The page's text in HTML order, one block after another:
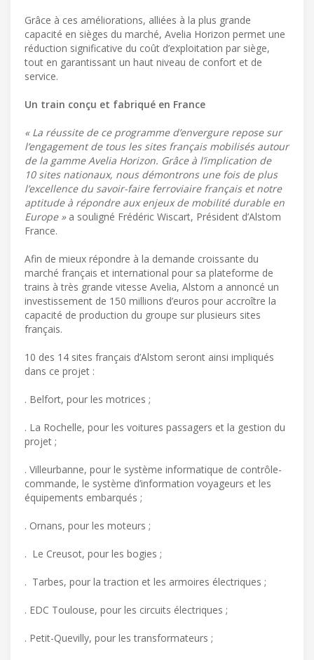
Grâce à ces améliorations, alliées à la plus grande
capacité en sièges du marché, Avelia Horizon permet une
réduction significative du coût d’exploitation par siège,
tout en garantissant un haut niveau de confort et de
service.
Un train conçu et fabriqué en France
« La réussite de ce programme d’envergure repose sur
l’engagement de tous les sites français mobilisés autour
de la gamme Avelia Horizon. Grâce à l’implication de
10 sites nationaux, nous démontrons une fois de plus
l’excellence du savoir-faire ferroviaire français et notre
aptitude à répondre aux enjeux de mobilité durable en
Europe »a souligné Frédéric Wiscart, Président d’Alstom
France.
Afin de mieux répondre à la demande croissante du
marché français et international pour sa plateforme de
trains à très grande vitesse Avelia, Alstom a annoncé un
investissement de 150 millions d’euros pour accroître la
capacité de production du groupe sur plusieurs sites
français.
10 des 14 sites français d’Alstom seront ainsi impliqués
dans ce projet :
. Belfort, pour les motrices ;
. La Rochelle, pour les voitures passagers et la gestion du
projet ;
. Villeurbanne, pour le système informatique de contrôle-
commande, le système d’information voyageurs et les
équipements embarqués ;
. Ornans, pour les moteurs ;
. Le Creusot, pour les bogies ;
. Tarbes, pour la traction et les armoires électriques ;
. EDC Toulouse, pour les circuits électriques ;
. Petit-Quevilly, pour les transformateurs ;